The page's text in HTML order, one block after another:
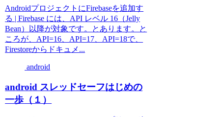
AndroidプロジェクトにFirebaseを追加す
る | Firebase には、API レベル 16（Jelly
Bean）以降が対象です。とあります。と
ころが、API=16、API=17、API=18で、
Firestoreからドキュメ...
android
android スレッドセーフはじめの
一歩（１）